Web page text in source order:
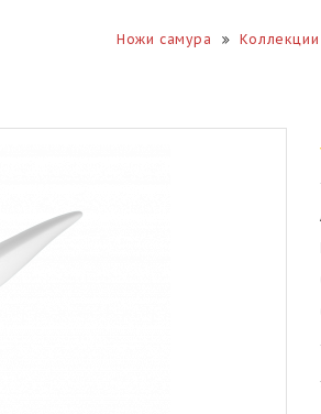
Ножи самура Коллекции